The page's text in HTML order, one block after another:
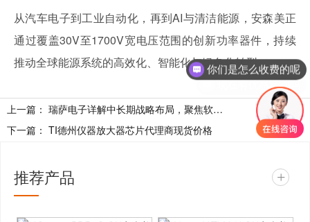
从汽车电子到工业自动化，再到AI与清洁能源，安森美正
通过覆盖30V至1700V宽电压范围的创新功率器件，持续
推动全球能源系统的高效化、智能化与绿色化转型。
上一篇：
瑞萨电子详解中长期战略布局，聚焦软件、HPC与新能源方向
下一篇： TI德州仪器放大器芯片代理商现货价格
推荐产品 +
现在有优惠活动吗